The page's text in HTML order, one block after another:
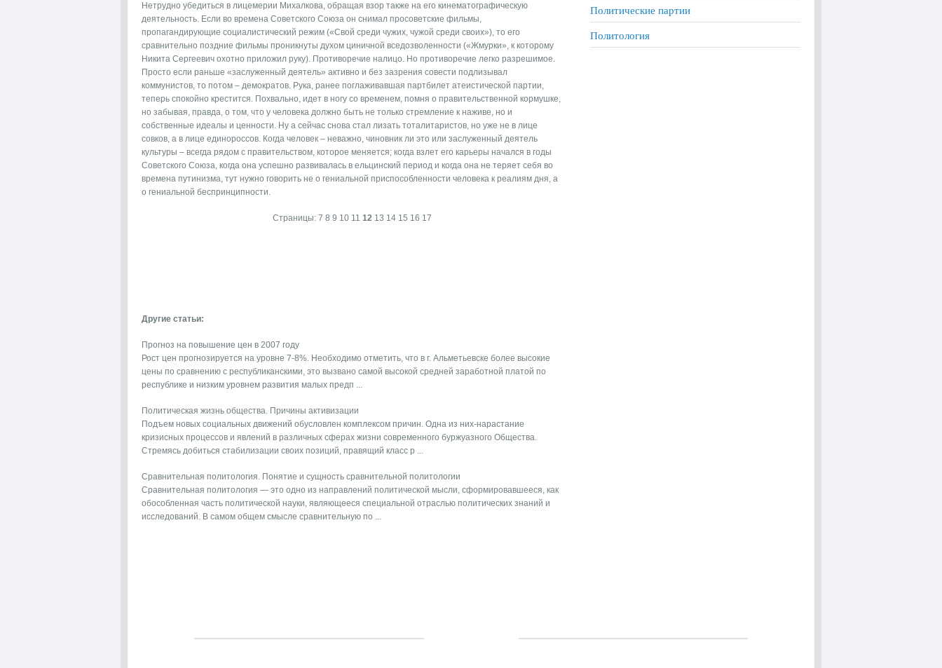
Нетрудно убедиться в лицемерии Михалкова, обращая взор также на его кинематографическую
деятельность. Если во времена Советского Союза он снимал просоветские фильмы,
пропагандирующие социалистический режим («Свой среди чужих, чужой среди своих»), то его
сравнительно поздние фильмы проникнуты духом циничной вседозволенности («Жмурки», к которому
Никита Сергеевич охотно приложил руку). Противоречие налицо. Но противоречие легко разрешимое.
Просто если раньше «заслуженный деятель» активно и без зазрения совести подлизывал
коммунистов, то потом – демократов. Рука, ранее поглаживавшая партбилет атеистической партии,
теперь спокойно крестится. Похвально, идет в ногу со временем, помня о правительственной кормушке,
но забывая, правда, о том, что у человека должно быть не только стремление к наживе, но и
собственные идеалы и ценности. Ну а сейчас снова стал лизать тоталитаристов, но уже не в лице
совков, а в лице единороссов. Когда человек – неважно, чиновник ли это или заслуженный деятель
культуры – всегда рядом с правительством, которое меняется; когда взлет его карьеры начался в годы
Советского Союза, когда она успешно развивалась в ельцинский период и когда она не теряет себя во
времена путинизма, тут нужно говорить не о гениальной приспособленности человека к реалиям дня, а
о гениальной беспринципности.
Страницы: 7 8 9 10 11 12 13 14 15 16 17
Другие статьи:
Прогноз на повышение цен в 2007 году
Рост цен прогнозируется на уровне 7-8%. Необходимо отметить, что в г. Альметьевске более высокие
цены по сравнению с республиканскими, это вызвано самой высокой средней заработной платой по
республике и низким уровнем развития малых предп ...
Политическая жизнь общества. Причины активизации
Подъем новых социальных движений обусловлен комплексом причин. Одна из них-нарастание
кризисных процессов и явлений в различных сферах жизни современного буржуазного Общества.
Стремясь добиться стабилизации своих позиций, правящий класс р ...
Сравнительная политология. Понятие и сущность сравнительной политологии
Сравнительная политология — это одно из направлений политической мысли, сформировавшееся, как
обособленная часть политической науки, являющееся специальной отраслью политических знаний и
исследований. В самом общем смысле сравнительную по ...
Политические партии
Политология